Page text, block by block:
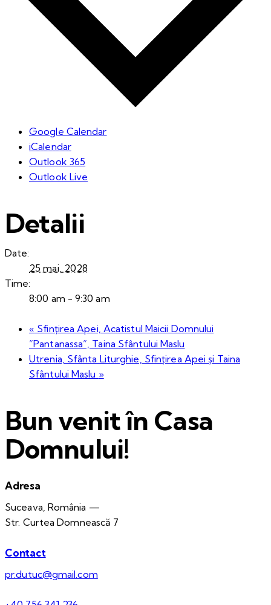
Google Calendar
iCalendar
Outlook 365
Outlook Live
Detalii
Date:
25 mai, 2028
Time:
8:00 am - 9:30 am
« Sfințirea Apei, Acatistul Maicii Domnului
”Pantanassa”, Taina Sfântului Maslu
Utrenia, Sfânta Liturghie, Sfințirea Apei și Taina
Sfântului Maslu »
Bun venit în Casa
Domnului!
Adresa
Suceava, România —
Str. Curtea Domnească 7
Contact
pr.dutuc@gmail.com